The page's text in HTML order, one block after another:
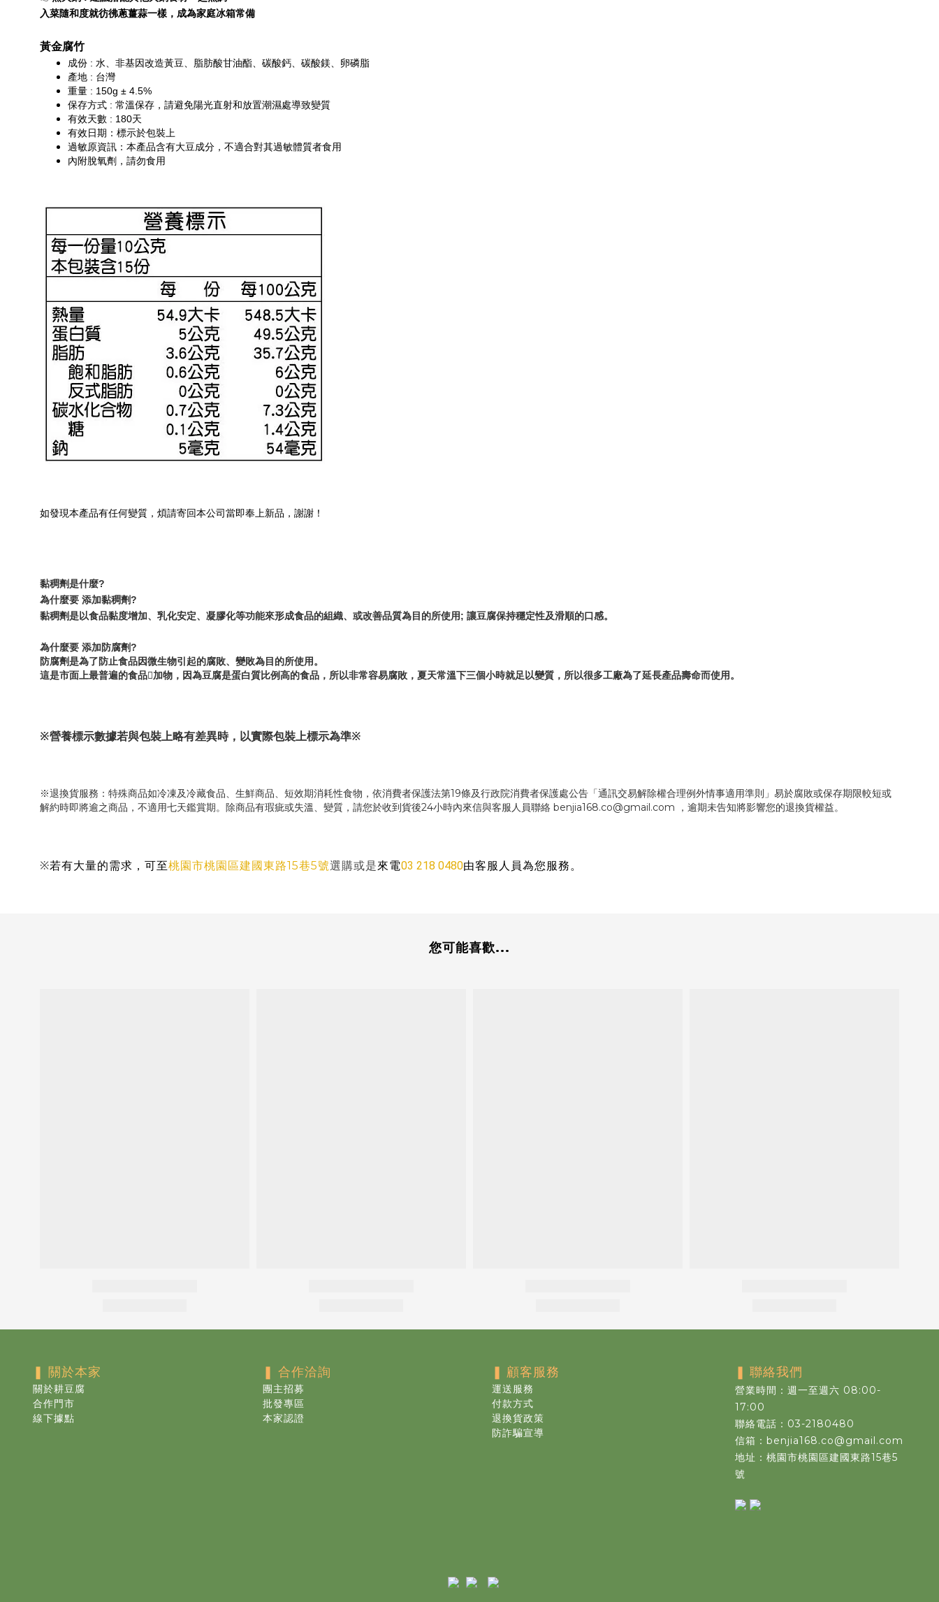
入菜隨和度就彷彿蔥薑蒜一樣，成為家庭冰箱常備
黃金腐竹
成份 : 水、非基因改造黃豆、脂肪酸甘油酯、碳酸鈣、碳酸鎂、卵磷脂
產地 : 台灣
重量 : 150g ± 4.5%
保存方式 : 常溫保存，請避免陽光直射和放置潮濕處導致變質
有效天數 : 180天
有效日期：標示於包裝上
過敏原資訊：本產品含有大豆成分，不適合對其過敏體質者食用
內附脫氧劑，請勿食用
如發現本產品有任何變質，煩請寄回本公司當即奉上新品，謝謝！
黏稠劑是什麼?
為什麼要 添加黏稠劑?
黏稠劑是以食品黏度增加、乳化安定、凝膠化等功能來形成食品的組織、或改善品質為目的所使用; 讓豆腐保持穩定性及滑順的口感。
為什麼要 添加防腐劑?
防腐劑是為了防止食品因微生物引起的腐敗、變敗為目的所使用。
這是市面上最普遍的食品𣵚加物，因為豆腐是蛋白質比例高的食品，所以非常容易腐敗，夏天常溫下三個小時就足以變質，所以很多工廠為了延長產品壽命而使用。
※營養標示數據若與包裝上略有差異時，以實際包裝上標示為準※
※退換貨服務：特殊商品如冷凍及冷藏食品、生鮮商品、短效期消耗性食物，依消費者保護法第19條及行政院消費者保護處公告「通訊交易解除權合理例外情事適用準則」易於腐敗或保存期限較短或
解約時即將逾之商品，不適用七天鑑賞期。除商品有瑕疵或失溫、變質，請您於收到貨後24小時內來信與客服人員聯絡 benjia168.co@gmail.com ，逾期未告知將影響您的退換貨權益。
※若有大量的需求，可至桃園市桃園區建國東路15巷5號選購或是來電03 218 0480由客服人員為您服務。
您可能喜歡...
❚ 關於本家
關於耕豆腐
合作門市
線下據點
❚ 合作洽詢
團主招募
批發專區
本家認證
❚ 顧客服務
運送服務
付款方式
退換貨政策
防詐騙宣導
❚ 聯絡我們
營業時間：週一至週六 08:00-
17:00
聯絡電話：03-2180480
信箱：benjia168.co@gmail.com
地址：桃園市桃園區建國東路15巷5
號